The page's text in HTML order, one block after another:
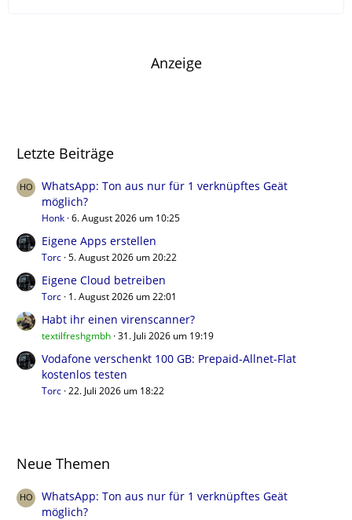
Anzeige
Letzte Beiträge
WhatsApp: Ton aus nur für 1 verknüpftes Geät
möglich?
Honk 6. August 2026 um 10:25
Eigene Apps erstellen
Torc 5. August 2026 um 20:22
Eigene Cloud betreiben
Torc 1. August 2026 um 22:01
Habt ihr einen virenscanner?
textilfreshgmbh 31. Juli 2026 um 19:19
Vodafone verschenkt 100 GB: Prepaid-Allnet-Flat
kostenlos testen
Torc 22. Juli 2026 um 18:22
Neue Themen
WhatsApp: Ton aus nur für 1 verknüpftes Geät
möglich?